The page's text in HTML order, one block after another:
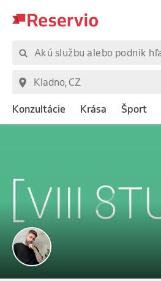
Konzultácie Krása Šport